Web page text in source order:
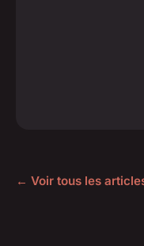
← Voir tous les